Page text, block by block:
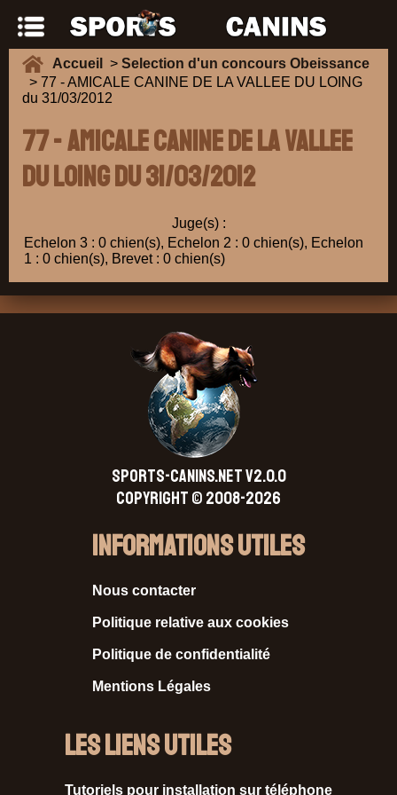
Accueil > Selection d'un concours Obeissance
> 77 - AMICALE CANINE DE LA VALLEE DU LOING
du 31/03/2012
77 - AMICALE CANINE DE LA VALLEE
DU LOING du 31/03/2012
Juge(s) :
Echelon 3 : 0 chien(s), Echelon 2 : 0 chien(s), Echelon
1 : 0 chien(s), Brevet : 0 chien(s)
SPORTS-CANINS.NET V2.0.0
Copyright © 2008-2026
Informations Utiles
Nous contacter
Politique relative aux cookies
Politique de confidentialité
Mentions Légales
Les liens utiles
Tutoriels pour installation sur téléphone